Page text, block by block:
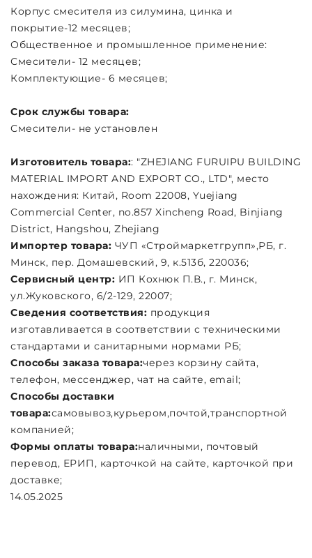
Корпус смесителя из силумина, цинка и
покрытие-12 месяцев;
Общественное и промышленное применение:
Смесители- 12 месяцев;
Комплектующие- 6 месяцев;
Срок службы товара:
Смесители- не установлен
Изготовитель товара:: "ZHEJIANG FURUIPU BUILDING
MATERIAL IMPORT AND EXPORT CO., LTD", место
нахождения: Китай, Room 22008, Yuejiang
Commercial Center, no.857 Xincheng Road, Binjiang
District, Hangshou, Zhejiang
Импортер товара: ЧУП «Строймаркетгрупп»,РБ, г.
Минск, пер. Домашевский, 9, к.513б, 220036;
Сервисный центр: ИП Кохнюк П.В., г. Минск,
ул.Жуковского, 6/2-129, 22007;
Сведения соответствия: продукция
изготавливается в соответствии с техническими
стандартами и санитарными нормами РБ;
Способы заказа товара:через корзину сайта,
телефон, мессенджер, чат на сайте, email;
Cпособы доставки
товара:самовывоз,курьером,почтой,транспортной
компанией;
Формы оплаты товара:наличными, почтовый
перевод, ЕРИП, карточкой на сайте, карточкой при
доставке;
14.05.2025